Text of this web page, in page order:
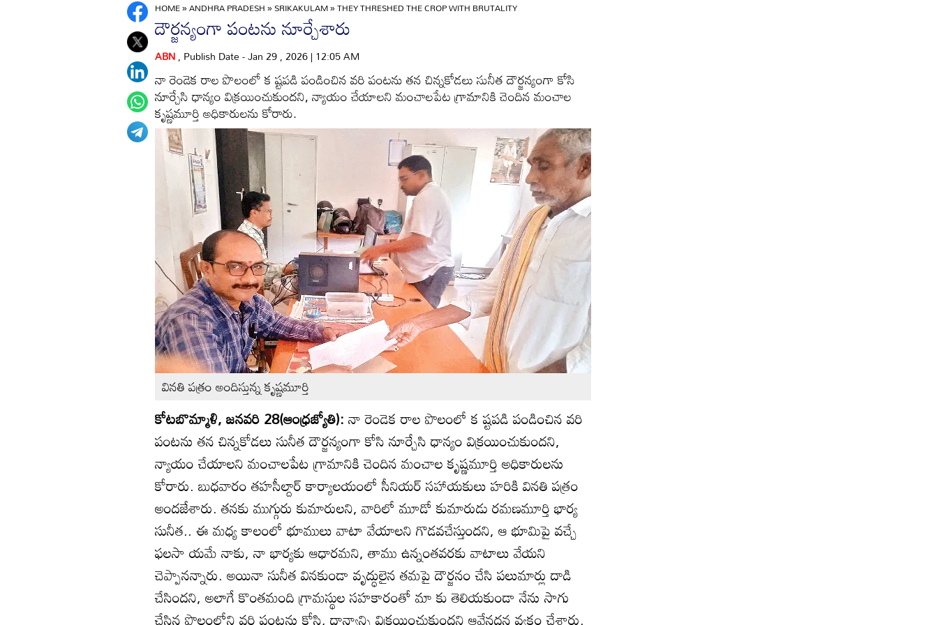
HOME»ANDHRA PRADESH»SRIKAKULAM»THEY THRESHED THE CROP WITH BRUTALITY
దౌర్జన్యంగా పంటను నూర్చేశారు
ABN, Publish Date - Jan 29 , 2026 | 12:05 AM
నా రెండెక రాల పొలంలో క ష్టపడి పండించిన వరి పంటను తన చిన్నకోడలు సునీత దౌర్జన్యంగా కోసి
నూర్చేసి ధాన్యం విక్రయించుకుందని, న్యాయం చేయాలని మంచాలపేట గ్రామానికి చెందిన మంచాల
కృష్ణమూర్తి అధికారులను కోరారు.
వినతి పత్రం అందిస్తున్న కృష్ణమూర్తి
కోటబొమ్మాళి, జనవరి 28(ఆంధ్రజ్యోతి):నా రెండెక రాల పొలంలో క ష్టపడి పండించిన వరి
పంటను తన చిన్నకోడలు సునీత దౌర్జన్యంగా కోసి నూర్చేసి ధాన్యం విక్రయించుకుందని,
న్యాయం చేయాలని మంచాలపేట గ్రామానికి చెందిన మంచాల కృష్ణమూర్తి అధికారులను
కోరారు. బుధవారం తహసీల్దార్‌ కార్యాలయంలో సీనియర్‌ సహాయకులు హరికి వినతి పత్రం
అందజేశారు. తనకు ముగ్గురు కుమారులని, వారిలో మూడో కుమారుడు రమణమూర్తి భార్య
సునీత.. ఈ మధ్య కాలంలో భూములు వాటా వేయాలని గొడవచేస్తుందని, ఆ భూమిపై వచ్చే
ఫలసా యమే నాకు, నా భార్యకు ఆధారమని, తాము ఉన్నంతవరకు వాటాలు వేయని
చెప్పానన్నారు. అయినా సునీత వినకుండా వృద్ధులైన తమపై దౌర్జనం చేసి పలుమార్లు దాడి
చేసిందని, అలాగే కొంతమంది గ్రామస్థుల సహకారంతో మా కు తెలియకుండా నేను సాగు
చేసిన పొలంలోని వరి పంటను కోసి, ధాన్యాన్ని విక్రయించుకుందని ఆవేనదన వ్యక్తం చేశారు.